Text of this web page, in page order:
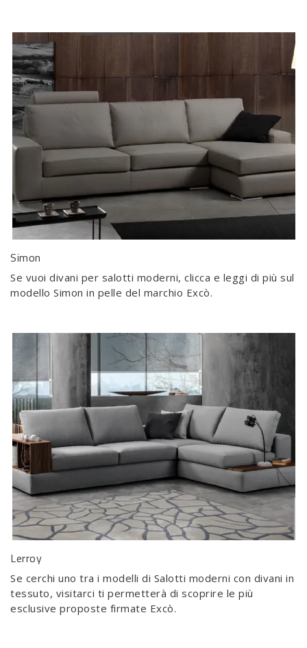
Simon
Se vuoi divani per salotti moderni, clicca e leggi di più sul
modello Simon in pelle del marchio Excò.
Lerroy
Se cerchi uno tra i modelli di Salotti moderni con divani in
tessuto, visitarci ti permetterà di scoprire le più
esclusive proposte firmate Excò.